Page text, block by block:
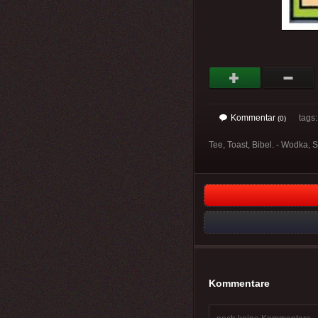
Kommentar (0)
Tee, Toast, Bibel. - Wodka,
Kommentare